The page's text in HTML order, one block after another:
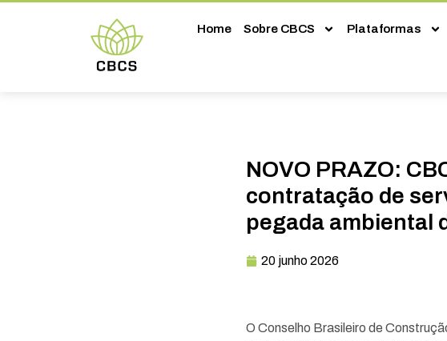
Home Sobre CBCS Plataformas
NOVO PRAZO:
contratação de
pegada ambiental
20 junho 2026
O Conselho Brasileiro de